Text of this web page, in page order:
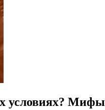
условиях? Мифы